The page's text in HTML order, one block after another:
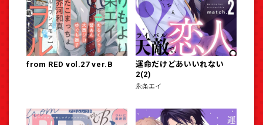
from RED vol.27 ver.B
運命だけどあいいれない
2(2)
永条エイ